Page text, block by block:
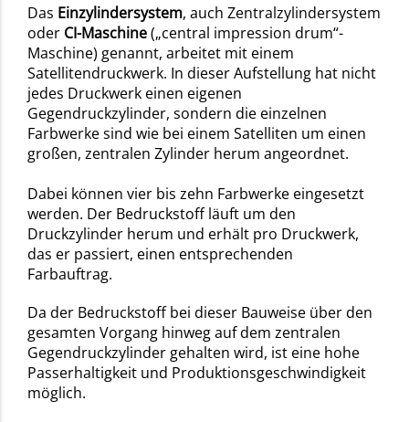
Das Einzylindersystem, auch Zentralzylindersystem
oder CI-Maschine(„central impression drum“-
Maschine) genannt, arbeitet mit einem
Satellitendruckwerk. In dieser Aufstellung hat nicht
jedes Druckwerk einen eigenen
Gegendruckzylinder, sondern die einzelnen
Farbwerke sind wie bei einem Satelliten um einen
großen, zentralen Zylinder herum angeordnet.
Dabei können vier bis zehn Farbwerke eingesetzt
werden. Der Bedruckstoff läuft um den
Druckzylinder herum und erhält pro Druckwerk,
das er passiert, einen entsprechenden
Farbauftrag.
Da der Bedruckstoff bei dieser Bauweise über den
gesamten Vorgang hinweg auf dem zentralen
Gegendruckzylinder gehalten wird, ist eine hohe
Passerhaltigkeit und Produktionsgeschwindigkeit
möglich.